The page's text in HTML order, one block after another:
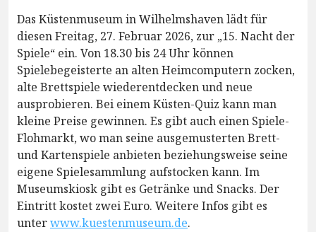
Das Küstenmuseum in Wilhelmshaven lädt für
diesen Freitag, 27. Februar 2026, zur „15. Nacht der
Spiele“ ein. Von 18.30 bis 24 Uhr können
Spielebegeisterte an alten Heimcomputern zocken,
alte Brettspiele wiederentdecken und neue
ausprobieren. Bei einem Küsten-Quiz kann man
kleine Preise gewinnen. Es gibt auch einen Spiele-
Flohmarkt, wo man seine ausgemusterten Brett-
und Kartenspiele anbieten beziehungsweise seine
eigene Spielesammlung aufstocken kann. Im
Museumskiosk gibt es Getränke und Snacks. Der
Eintritt kostet zwei Euro. Weitere Infos gibt es
unterwww.kuestenmuseum.de.